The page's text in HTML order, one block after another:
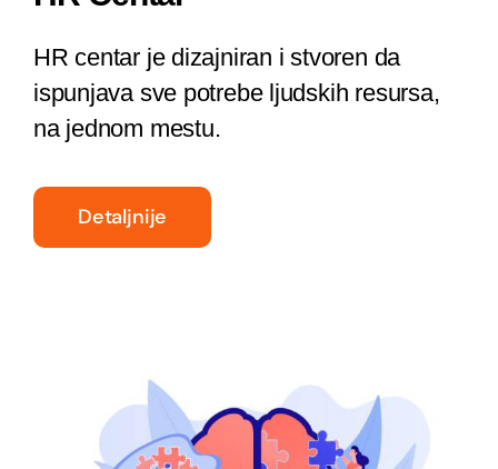
HR centar je dizajniran i stvoren da
ispunjava sve potrebe ljudskih resursa,
na jednom mestu.
Detaljnije